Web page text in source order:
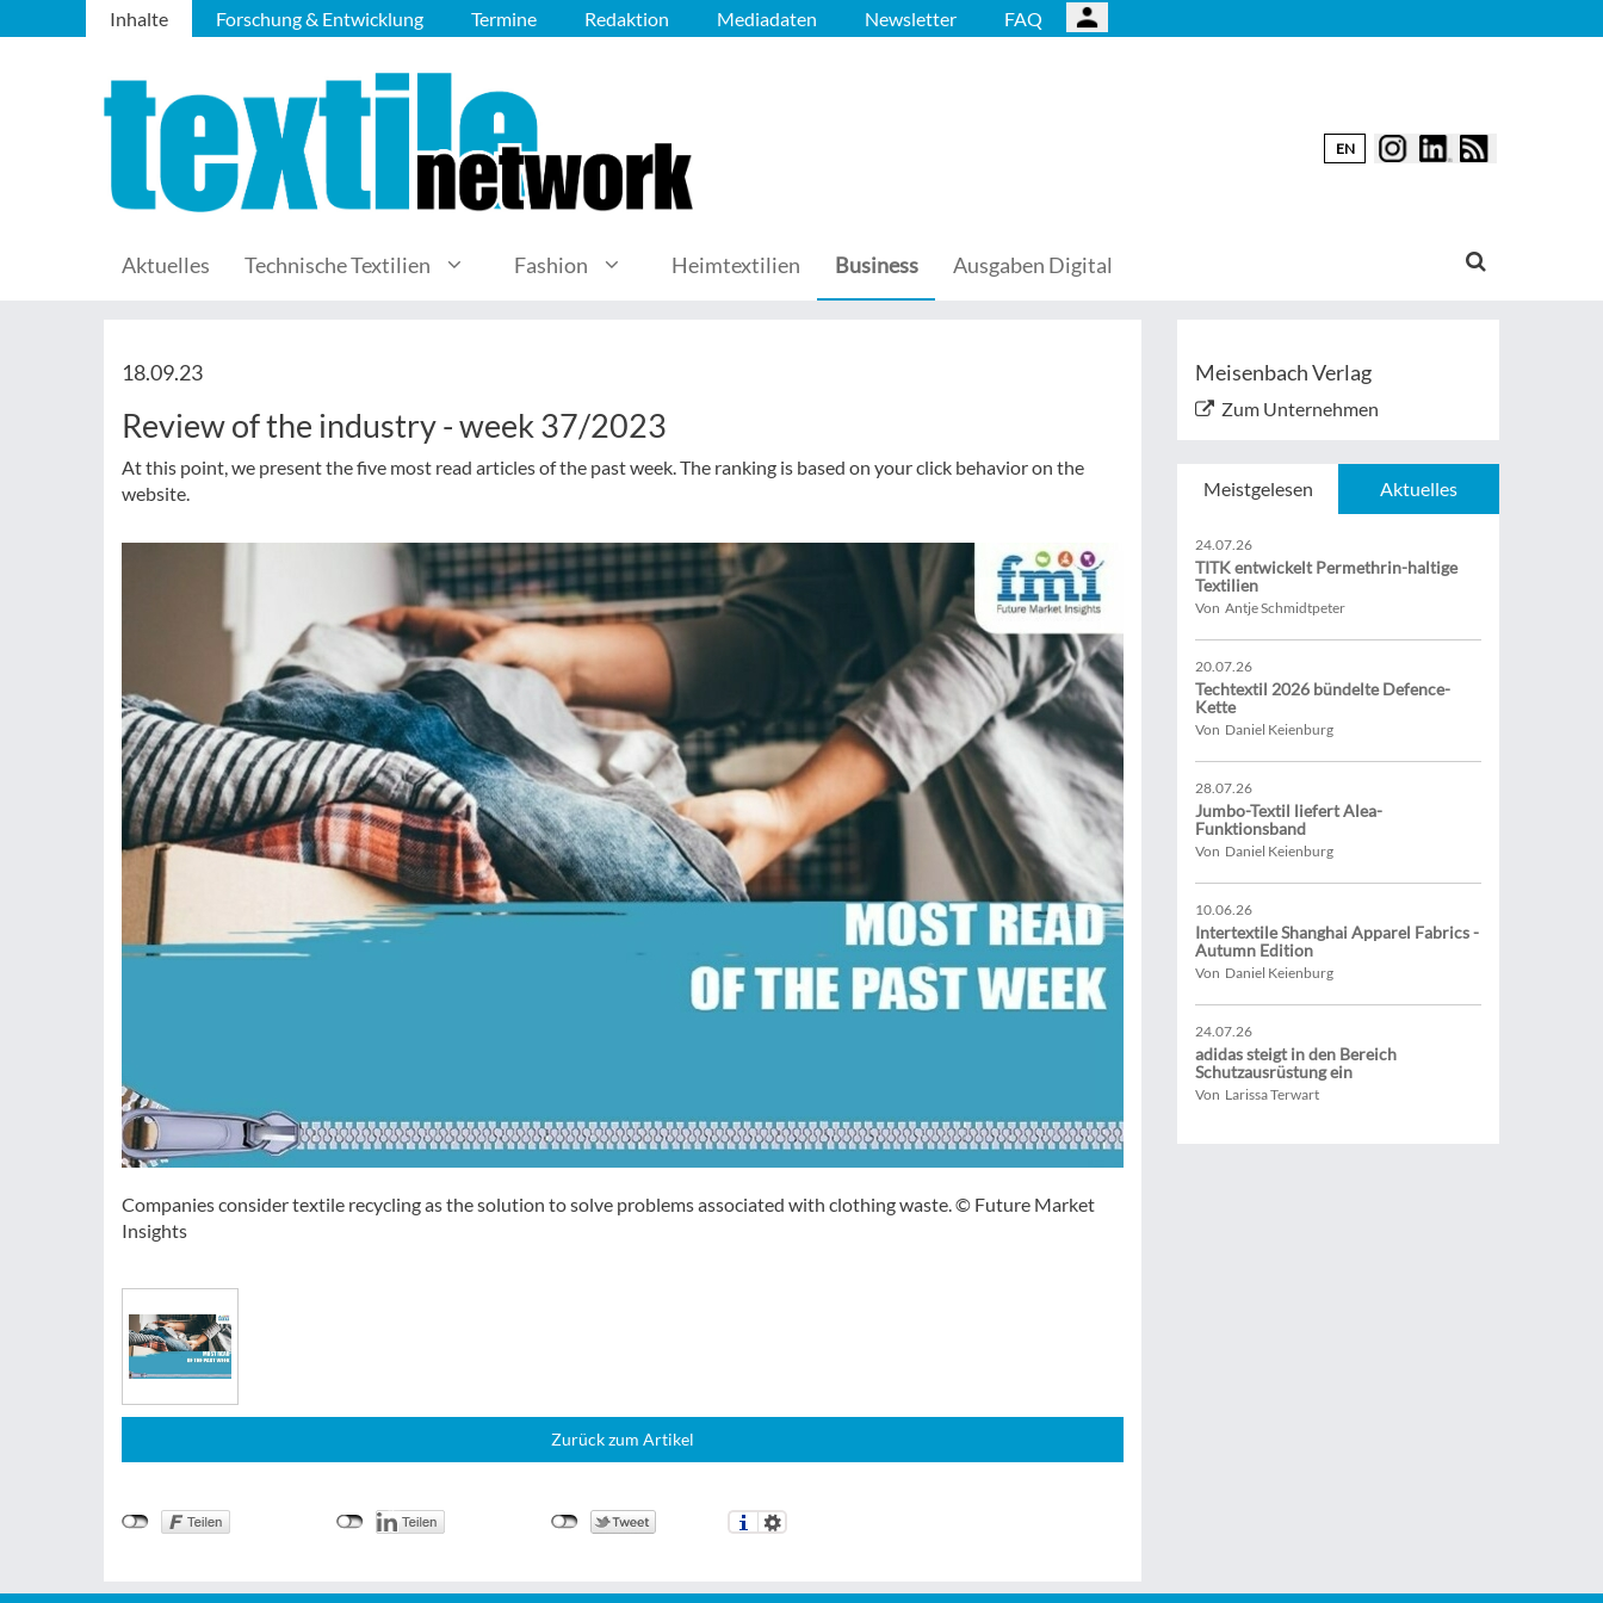
Inhalte Forschung & Entwicklung Termine Redaktion Mediadaten Newsletter FAQ
EN
Aktuelles Technische Textilien Fashion Heimtextilien Business Ausgaben Digital
18.09.23
Review of the industry - week 37/2023
At this point, we present the five most read articles of the past week. The ranking is based on your click behavior on the
website.
Companies consider textile recycling as the solution to solve problems associated with clothing waste. © Future Market
Insights
Zurück zum Artikel
Meisenbach Verlag
Zum Unternehmen
Meistgelesen Aktuelles
24.07.26
TITK entwickelt Permethrin-haltige
Textilien
Von Antje Schmidtpeter
20.07.26
Techtextil 2026 bündelte Defence-
Kette
Von Daniel Keienburg
28.07.26
Jumbo-Textil liefert Alea-
Funktionsband
Von Daniel Keienburg
10.06.26
Intertextile Shanghai Apparel Fabrics -
Autumn Edition
Von Daniel Keienburg
24.07.26
adidas steigt in den Bereich
Schutzausrüstung ein
Von Larissa Terwart